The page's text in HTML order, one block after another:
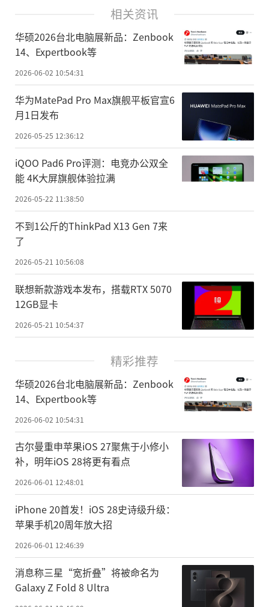
相关资讯
华硕2026台北电脑展新品：Zenbook
14、Expertbook等
2026-06-02 10:54:31
华为MatePad Pro Max旗舰平板官宣6
月1日发布
2026-05-25 12:36:12
iQOO Pad6 Pro评测：电竞办公双全
能 4K大屏旗舰体验拉满
2026-05-22 11:38:50
不到1公斤的ThinkPad X13 Gen 7来
了
2026-05-21 10:56:08
联想新款游戏本发布，搭载RTX 5070
12GB显卡
2026-05-21 10:54:37
精彩推荐
华硕2026台北电脑展新品：Zenbook
14、Expertbook等
2026-06-02 10:54:31
古尔曼重申苹果iOS 27聚焦于小修小
补，明年iOS 28将更有看点
2026-06-01 12:48:01
iPhone 20首发！iOS 28史诗级升级：
苹果手机20周年放大招
2026-06-01 12:46:39
消息称三星“宽折叠”将被命名为
Galaxy Z Fold 8 Ultra